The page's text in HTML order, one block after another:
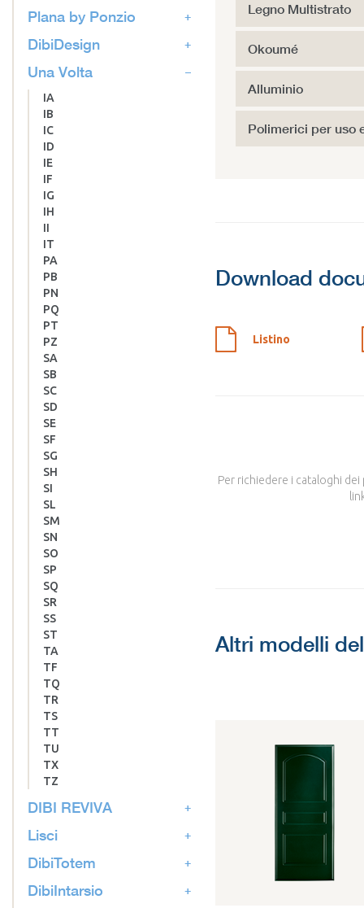
Plana by Ponzio
DibiDesign
Una Volta
IA
IB
IC
ID
IE
IF
IG
IH
II
IT
PA
PB
PN
PQ
PT
PZ
SA
SB
SC
SD
SE
SF
SG
SH
SI
SL
SM
SN
SO
SP
SQ
SR
SS
ST
TA
TF
TQ
TR
TS
TT
TU
TX
TZ
DIBI REVIVA
Lisci
DibiTotem
DibiIntarsio
Legno Multistrato
Okoumé
Alluminio
Polimerici per uso
Download
Listino
Per richiedere i cataloghi
Altri modelli